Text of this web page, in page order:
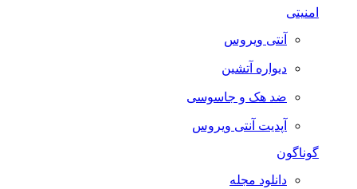
امنیتی
آنتی ویروس
دیواره آتشین
ضد هک و جاسوسی
آپدیت آنتی ویروس
گوناگون
دانلود مجله